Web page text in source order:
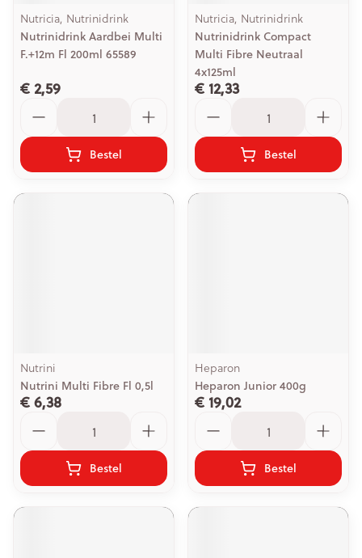
Nutricia, Nutrinidrink
Nutrinidrink Aardbei Multi
F.+12m Fl 200ml 65589
€ 2,59
Bestel
Nutricia, Nutrinidrink
Nutrinidrink Compact
Multi Fibre Neutraal
4x125ml
€ 12,33
Bestel
Nutrini
Nutrini Multi Fibre Fl 0,5l
€ 6,38
Bestel
Heparon
Heparon Junior 400g
€ 19,02
Bestel